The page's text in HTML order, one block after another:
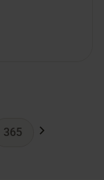
365